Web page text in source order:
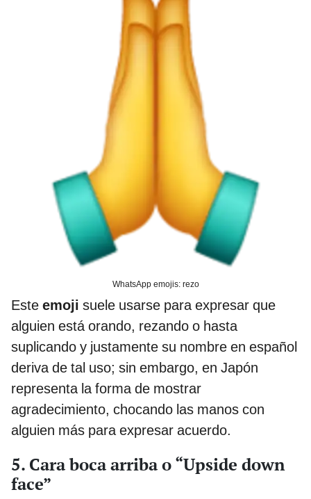
WhatsApp emojis: rezo
Este emoji suele usarse para expresar que
alguien está orando, rezando o hasta
suplicando y justamente su nombre en español
deriva de tal uso; sin embargo, en Japón
representa la forma de mostrar
agradecimiento, chocando las manos con
alguien más para expresar acuerdo.
5. Cara boca arriba o “Upside down
face”